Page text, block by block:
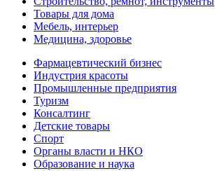
Товары для дома
Мебель, интерьер
Медицина, здоровье
Фармацевтический бизнес
Индустрия красоты
Промышленные предприятия
Туризм
Консалтинг
Детские товары
Спорт
Органы власти и НКО
Образование и наука